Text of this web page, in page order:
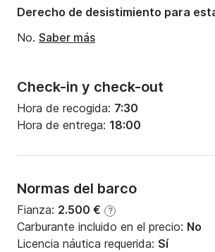
Check-in y check-out
Hora de recogida: 7:30
Hora de entrega: 18:00
Normas del barco
Fianza: 2.500 € ?
Carburante incluido en el precio: No
Licencia náutica requerida: Sí
Derecho de desistimiento para
No. Saber más